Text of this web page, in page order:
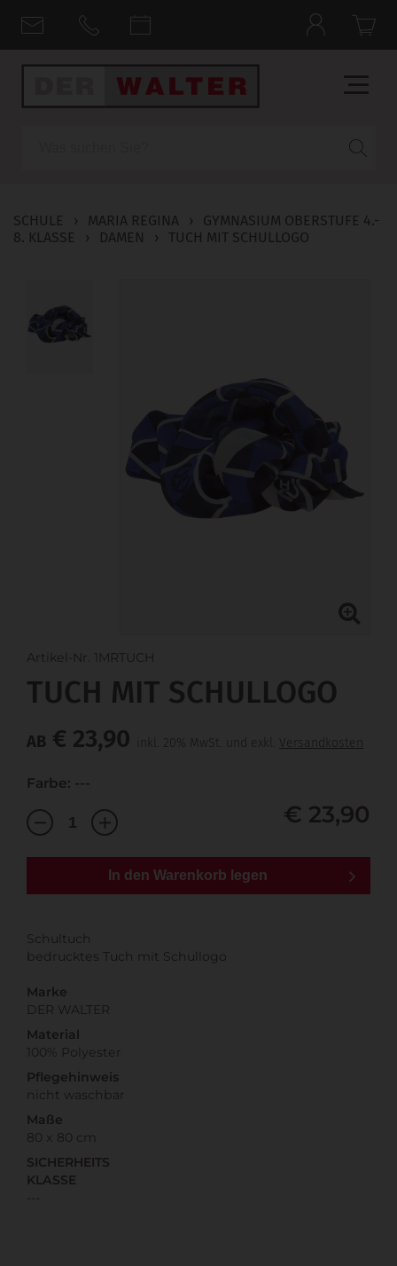
SCHULE › MARIA REGINA ›
GYMNASIUM OBERSTUFE 4.-
8. KLASSE
› DAMEN › TUCH MIT SCHULLOGO
Artikel-Nr. 1MRTUCH
TUCH MIT SCHULLOGO
AB € 23,90 inkl. 20% MwSt. und exkl. Versandkosten
Farbe: ---
€ 23,90
In den Warenkorb legen
Schultuch
bedrucktes Tuch mit Schullogo
Marke
DER WALTER
Material
100% Polyester
Pflegehinweis
nicht waschbar
Maße
80 x 80 cm
SICHERHEITS
KLASSE